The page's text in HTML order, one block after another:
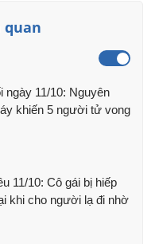
quan
ngày 11/10: Nguyên
khiến 5 người tử vong
11/10: Cô gái bị hiếp
khi cho người lạ đi nhờ